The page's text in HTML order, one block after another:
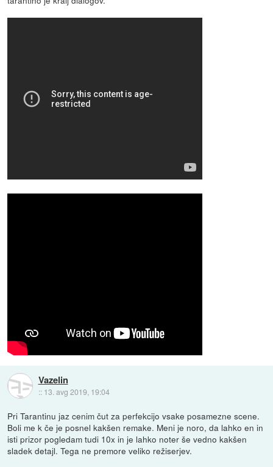
Vazelin
:: 13. avg 2019, 19:04
Pri Tarantinu jaz cenim čut za perfekcijo vsake posamezne scene.
Boli me k če je posnel kakšen remake. Meni je noro, da lahko en in
isti prizor pogledam tudi 10x in je lahko noter še vedno kakšen
sladek detajl. Tega ne premore veliko režiserjev.